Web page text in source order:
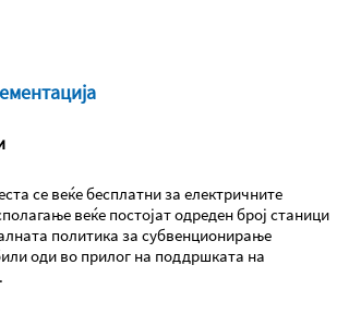
се веќе бесплатни за електричните
веќе постојат одреден број станици
политика за субвенционирање
оди во прилог на поддршката на